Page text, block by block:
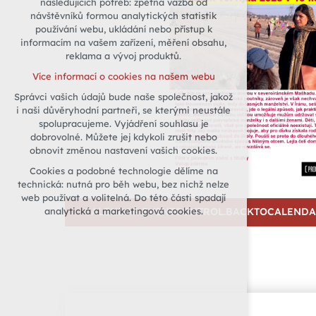
udržení kontextu stránek (session):
případná přihlášení, volby jazyka, apod.
Volitelná cookies
vyhodnocení návštěvnosti
marketingová cookies (Google)
Více informací o cookies na našem webu
Odmítnout vše
následujících potřeb: zpětná vazba od
návštěvníků formou analytických statistik
používání webu, ukládání nebo přístup k
informacím na vašem zařízení, měření obsahu,
reklama a vývoj produktů.
Více informací o cookies na našem webu
Správci vašich údajů bude naše společnost, jakož
i naši důvěryhodní partneři, se kterými neustále
spolupracujeme. Vyjádření souhlasu je
dobrovolné. Můžete jej kdykoli zrušit nebo
obnovit změnou nastavení vašich cookies.
Cookies a podobné technologie dělíme na
technická: nutná pro běh webu, bez nichž nelze
web používat a volitelná. Do této části spadají
analytická a marketingová cookies.